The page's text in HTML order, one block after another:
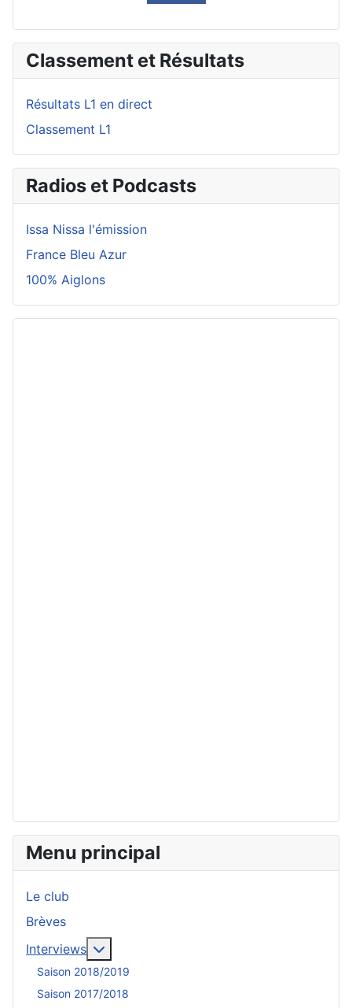
Classement et Résultats
Résultats L1 en direct
Classement L1
Radios et Podcasts
Issa Nissa l'émission
France Bleu Azur
100% Aiglons
Menu principal
Le club
Brèves
Interviews
Saison 2018/2019
Saison 2017/2018